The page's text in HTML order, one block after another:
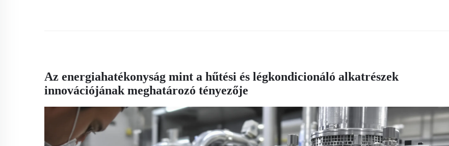
Az energiahatékonyság mint a hűtési és légkondicionáló alkatrészek
innovációjának meghatározó tényezője